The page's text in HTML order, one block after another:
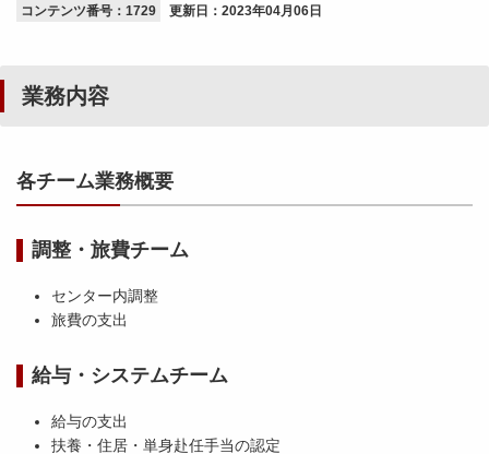
コンテンツ番号：1729 更新日： 2023年04月06日
業務内容
各チーム業務概要
調整・旅費チーム
センター内調整
旅費の支出
給与・システムチーム
給与の支出
扶養・住居・単身赴任手当の認定